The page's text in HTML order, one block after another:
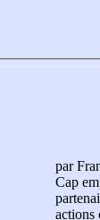
par
Cap
actions